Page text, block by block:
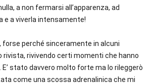
a non fermarsi all’apparenza, ad
e a viverla intensamente!
forse perché sinceramente in alcuni
rivista, rivivendo certi momenti che hanno
stato davvero molto forte ma lo rileggerò
come una scossa adrenalinica che mi